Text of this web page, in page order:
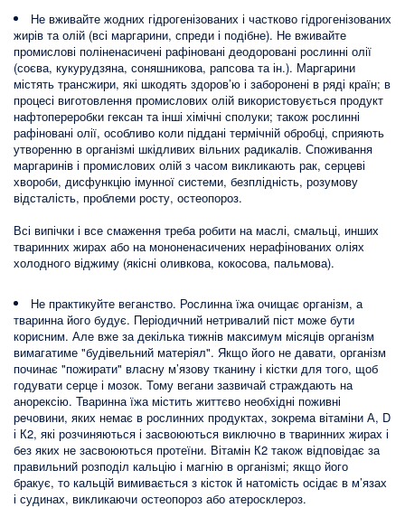
Не вживайте жодних гідрогенізованих і частково гідрогенізованих
жирів та олій (всі маргарини, спреди і подібне). Не вживайте
промислові поліненасичені рафіновані деодоровані рослинні олії
(соєва, кукурудзяна, соняшникова, рапсова та ін.). Маргарини
містять трансжири, які шкодять здоров’ю і заборонені в ряді країн; в
процесі виготовлення промислових олій використовується продукт
нафтопереробки гексан та інші хімічні сполуки; також рослинні
рафіновані олії, особливо коли піддані термічній обробці, сприяють
утворенню в організмі шкідливих вільних радикалів. Споживання
маргаринів і промислових олій з часом викликають рак, серцеві
хвороби, дисфункцію імунної системи, безплідність, розумову
відсталість, проблеми росту, остеопороз.
Всі випічки і все смаження треба робити на маслі, смальці, инших
тваринних жирах або на мононенасичених нерафінованих оліях
холодного віджиму (якісні оливкова, кокосова, пальмова).
Не практикуйте веганство. Рослинна їжа очищає організм, а
тваринна його будує. Періодичний нетривалий піст може бути
корисним. Але вже за декілька тижнів максимум місяців організм
вимагатиме "будівельний матеріял". Якщо його не давати, організм
починає "пожирати" власну м’язову тканину і кістки для того, щоб
годувати серце і мозок. Тому вегани зазвичай страждають на
анорексію. Тваринна їжа містить життєво необхідні поживні
речовини, яких немає в рослинних продуктах, зокрема вітаміни А, D
і К2, які розчиняються і засвоюються виключно в тваринних жирах і
без яких не засвоюються протеїни. Вітамін К2 також відповідає за
правильний розподіл кальцію і магнію в організмі; якщо його
бракує, то кальцій вимивається з кісток й натомість осідає в м’язах
і судинах, викликаючи остеопороз або атеросклероз.